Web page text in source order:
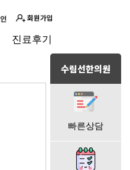
진료후기
수림선한의원
빠른상담